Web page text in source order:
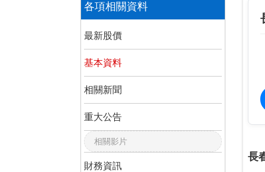
各項相關資料
最新股價
基本資料
相關新聞
重大公告
相關影片
財務資訊
長